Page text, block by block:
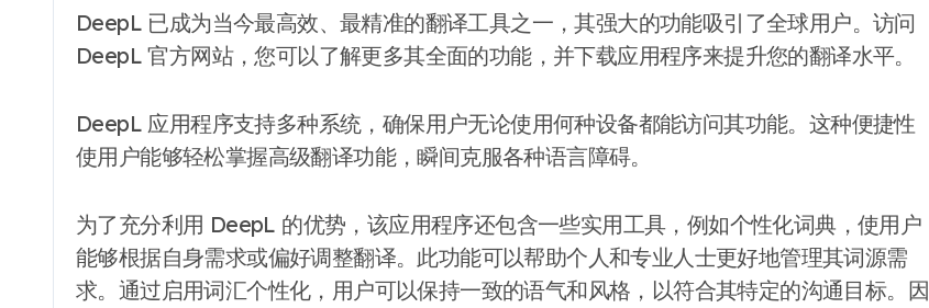
DeepL 已成为当今最高效、最精准的翻译工具之一，其强大的功能吸引了全球用户。访问
DeepL 官方网站，您可以了解更多其全面的功能，并下载应用程序来提升您的翻译水平。
DeepL 应用程序支持多种系统，确保用户无论使用何种设备都能访问其功能。这种便捷性
使用户能够轻松掌握高级翻译功能，瞬间克服各种语言障碍。
为了充分利用 DeepL 的优势，该应用程序还包含一些实用工具，例如个性化词典，使用户
能够根据自身需求或偏好调整翻译。此功能可以帮助个人和专业人士更好地管理其词源需
求。通过启用词汇个性化，用户可以保持一致的语气和风格，以符合其特定的沟通目标。因